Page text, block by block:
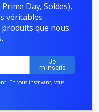
Day, Soldes),
véritables
que nous
En vous inscrivant, vous